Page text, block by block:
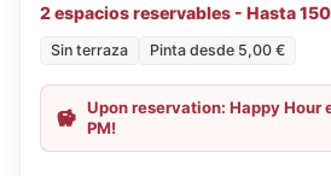
2 espacios reservables - Hasta
Sin terraza Pinta desde 5,00 €
Upon reservation: Happy
PM!